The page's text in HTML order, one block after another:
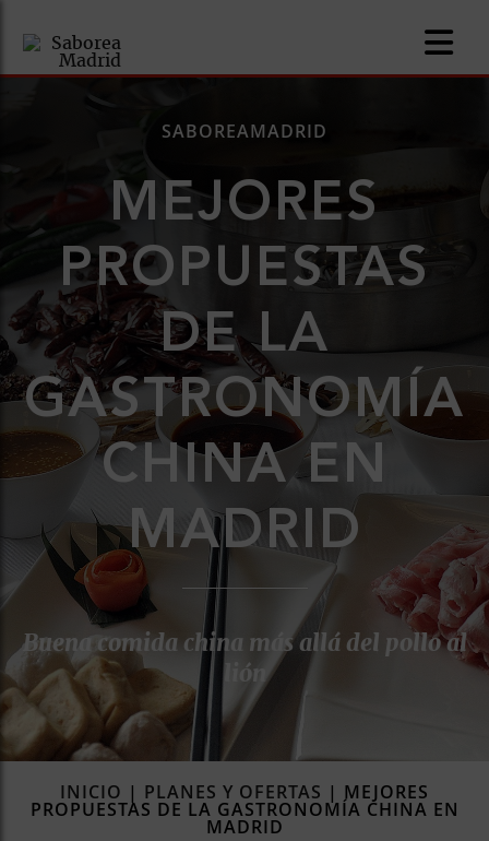
SABOREAMADRID
MEJORES
PROPUESTAS
DE LA
GASTRONOMÍA
CHINA EN
MADRID
Buena comida china más allá del pollo al
lión
INICIO | PLANES Y OFERTAS | MEJORES
PROPUESTAS DE LA GASTRONOMÍA CHINA EN
MADRID